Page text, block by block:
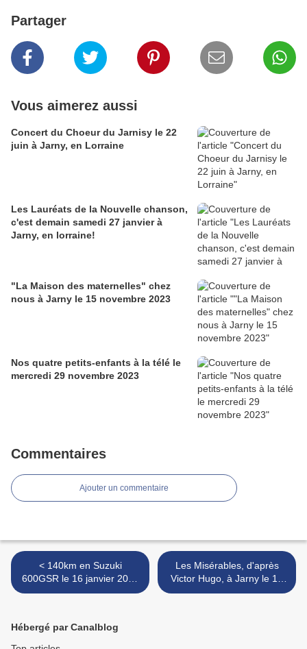
Partager
Vous aimerez aussi
Concert du Choeur du Jarnisy le 22
juin à Jarny, en Lorraine
Les Lauréats de la Nouvelle chanson,
c'est demain samedi 27 janvier à
Jarny, en lorraine!
"La Maison des maternelles" chez
nous à Jarny le 15 novembre 2023
Nos quatre petits-enfants à la télé le
mercredi 29 novembre 2023
Commentaires
Ajouter un commentaire
< 140km en Suzuki
600GSR le 16 janvier 2020
après-midi
Les Misérables, d'après
Victor Hugo, à Jarny le 19
janvier 2020 : deuxième
Hébergé par Canalblog